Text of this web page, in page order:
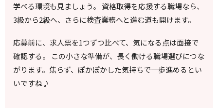
学べる環境も見ましょう。 資格取得を応援する職場なら、
3級から2級へ、さらに検査業務へと進む道も開けます。
応募前に、求人票を1つずつ比べて、気になる点は面接で
確認する。 この小さな準備が、長く働ける職場選びにつな
がります。焦らず、ぽかぽかした気持ちで一歩進めるとい
いですね♪